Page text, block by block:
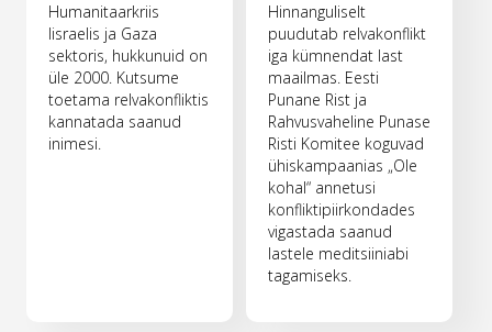
Humanitaarkriis
Iisraelis ja Gaza
sektoris, hukkunuid on
üle 2000. Kutsume
toetama relvakonfliktis
kannatada saanud
inimesi.
Hinnanguliselt
puudutab relvakonflikt
iga kümnendat last
maailmas. Eesti
Punane Rist ja
Rahvusvaheline Punase
Risti Komitee koguvad
ühiskampaanias „Ole
kohal“ annetusi
konfliktipiirkondades
vigastada saanud
lastele meditsiiniabi
tagamiseks.